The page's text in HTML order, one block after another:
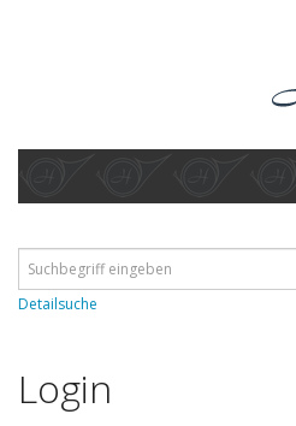
Detailsuche
Login